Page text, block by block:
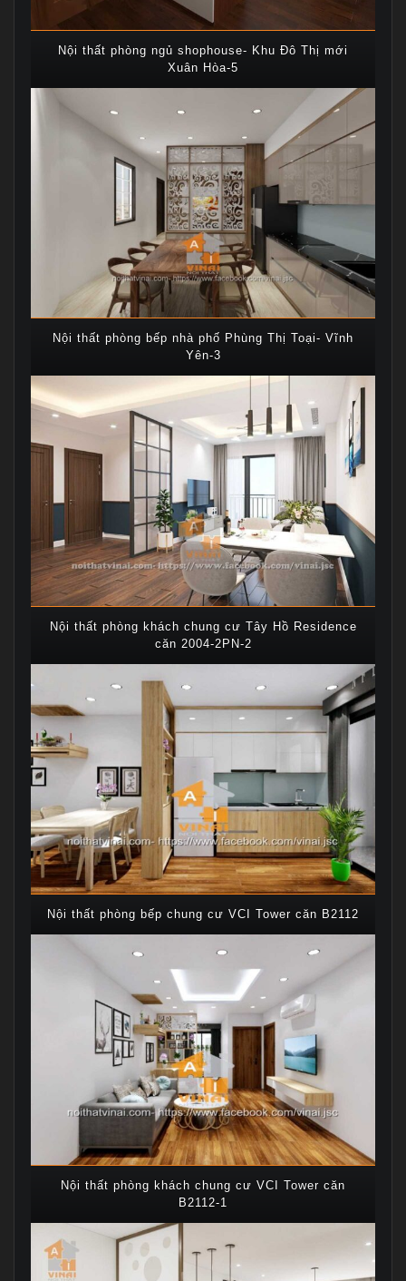
Nội thất phòng ngủ shophouse- Khu Đô Thị mới
Xuân Hòa-5
Nội thất phòng bếp nhà phố Phùng Thị Toại- Vĩnh
Yên-3
Nội thất phòng khách chung cư Tây Hồ Residence
căn 2004-2PN-2
Nội thất phòng bếp chung cư VCI Tower căn B2112
Nội thất phòng khách chung cư VCI Tower căn
B2112-1